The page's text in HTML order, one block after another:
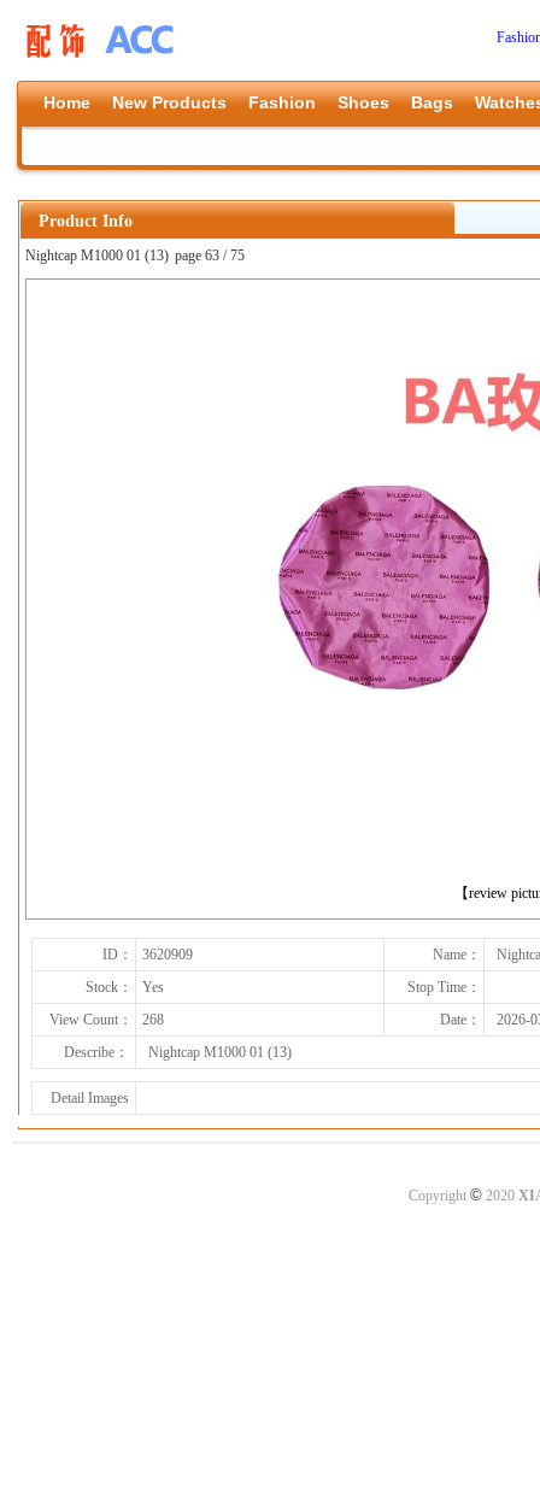
Home New Products Fashion Shoes Bags
Product Info
Nightcap M1000 01 (13) page 63 / 75
【review
ID： 3620909 Name：
Stock：
Yes
Stop Time：
View Count：
268 Date：
2026-
Describe：
Nightcap M1000 01 (13)
Detail Images
Copyright ©2020